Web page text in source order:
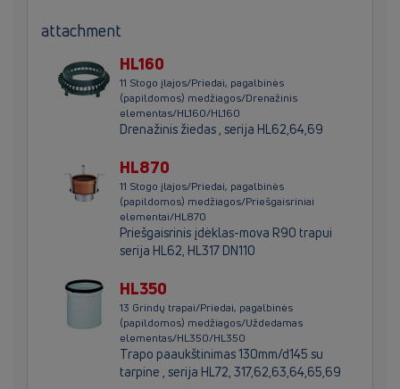
attachment
HL160
11 Stogo įlajos/Priedai, pagalbinės
(papildomos) medžiagos/Drenažinis
elementas/HL160/HL160
Drenažinis žiedas , serija HL62,64,69
HL870
11 Stogo įlajos/Priedai, pagalbinės
(papildomos) medžiagos/Priešgaisriniai
elementai/HL870
Priešgaisrinis įdėklas-mova R90 trapui
serija HL62, HL317 DN110
HL350
13 Grindų trapai/Priedai, pagalbinės
(papildomos) medžiagos/Uždedamas
elementas/HL350/HL350
Trapo paaukštinimas 130mm/d145 su
tarpine , serija HL72, 317,62,63,64,65,69